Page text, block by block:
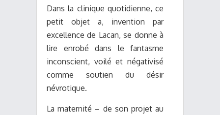
Dans la clinique quotidienne, ce
petit objet a, invention par
excellence de Lacan, se donne à
lire enrobé dans le fantasme
inconscient, voilé et négativisé
comme soutien du désir
névrotique.
La maternité – de son projet au